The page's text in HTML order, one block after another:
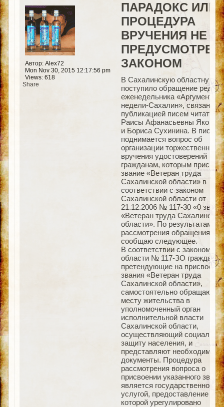
Автор: Alex72
Mon Nov 30, 2015 12:17:56 pm
Views: 618
Share
ПАРАДОКС ИЛИ
ПРОЦЕДУРА
ВРУЧЕНИЯ НЕ
ЗАКОНОМ
В Сахалинскую областную
поступило обращение
еженедельника «Аргументы
недели-Сахалин», связанное
публикацией писем
Раисы Афанасьевны
и Бориса Сухинина. В
поднимается вопрос об
организации торжественного
вручения удостоверений
гражданам, которым
звание «Ветеран труда
Сахалинской области» в
соответствии с законом
Сахалинской области от
21.12.2006 № 117-30 «0
«Ветеран труда Сахалинской
области». По результатам
рассмотрения обращения
сообщаю следующее.
В соответствии с законом
области № 117-ЗО граждане,
претендующие на присвоение
звания «Ветеран труда
Сахалинской области»,
самостоятельно обращаются
месту жительства в
уполномоченный орган
исполнительной власти
Сахалинской области,
осуществляющий
защиту населения, и
представляют необходимые
документы. Процедура
рассмотрения вопроса о
присвоении указанного
является государственной
услугой, предоставление
которой урегулировано